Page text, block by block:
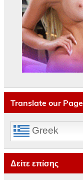
Translate our Page
Greek
Δείτε επίσης